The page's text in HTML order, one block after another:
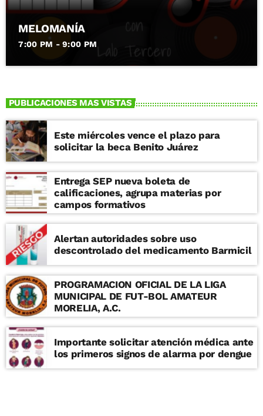
MELOMANÍA
7:00 PM - 9:00 PM
PUBLICACIONES MAS VISTAS
Este miércoles vence el plazo para
solicitar la beca Benito Juárez
Entrega SEP nueva boleta de
calificaciones, agrupa materias por
campos formativos
Alertan autoridades sobre uso
descontrolado del medicamento Barmicil
PROGRAMACION OFICIAL DE LA LIGA
MUNICIPAL DE FUT-BOL AMATEUR
MORELIA, A.C.
Importante solicitar atención médica ante
los primeros signos de alarma por dengue